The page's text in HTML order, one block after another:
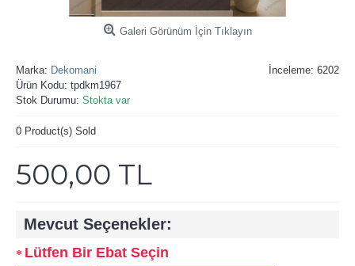
Galeri Görünüm İçin Tıklayın
İnceleme: 6202
Marka: Dekomani
Ürün Kodu: tpdkm1967
Stok Durumu: Stokta var
0 Product(s) Sold
500,00 TL
Mevcut Seçenekler:
Lütfen Bir Ebat Seçin